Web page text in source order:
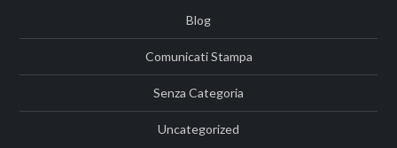
Blog
Comunicati Stampa
Senza Categoria
Uncategorized